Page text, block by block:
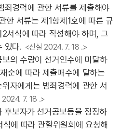
죄경력에 관한 서류를 제출해야
한 서류는 제1항제1호에 따른 규
서식에 따라 작성해야 하며, 그
있다. <신설 2024. 7. 18 .>
의 수량이 선거인수에 미달하
순에 따라 제출매수에 달하는
자에게는 범죄경력에 관한 서
2024. 7. 18 .>
보자가 선거공보등을 정정하
에 따라 관할위원회에 요청해